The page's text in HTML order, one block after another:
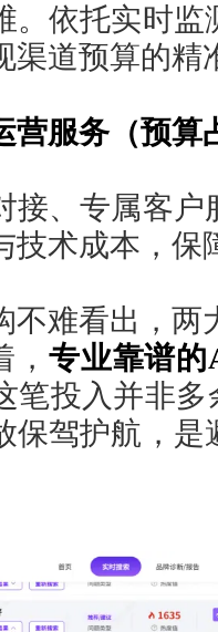
。依托实时
渠道预算的精
营服务（预算
接、专属客
技术成本，
不难看出，两
专业靠谱
笔投入并非多
保驾护航，